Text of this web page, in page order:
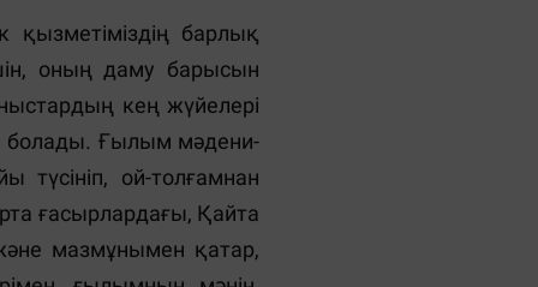
бiлiмдер жүйесi түрiнде өмiр сүруiнде. Fылыми бiлiмнiң ең жетiлген формасы теория болып табылады. Теория деген не? Теория - бұл тәжiрибенiң, практиканың немесе бақылаудың қорытындылануы деп жиi айтылады. Бұл дұрыс па? Мысалы, суық бөлменiң iшiнде пешке от жаққанда, уақыт өте келе пештiң суи бастағанын, ал бөлмедегi ауаның қыза бастағанын аңғарамыз. Пеш пен ауаның температурасы бiрдей болған кезде суыну тоқталады. Бiз мұны көп рет қайталай отырып, мынадай қорытындыға келемiз: а) қыздырылған пеш жалыны жоқ болғандықтан суи бастайды; б) бөлмедегi ауа мен пештiң температурасы бiрдей болған жағдайда суыну тоқталады. Бұл бiлiм де қорытындылаудың нәтижесiнде алынғанымен оны теориялық деп айтуға келмейдi. Кез-келген қорытынды жекелеген заттармен, жағдайлармен және процестермен бiрқатар бақылаулар мен эксперименттердiң мазмұнын құрайтын ортақ жалпылықты ерекшелеп бекiтедi. Бiрақ барлық қорытынды ғылыми теория қалыптастыратындай теориялық бола алмайды. Мысалы, көбiне бiрiншi және екiншi бастаулар деп аталатын классикалық термодинамиканың негiзгi заңдарына тоқталайық: Сырттан энергия алмай жұмыс iстейтiн немесе сырттан алынған энергия мөлшерiнен артық жұмыс iстейтiн мерзiмдiк двигательдi жасау мүмкiн емес; Жалғыз нәтижесi суық денеден ыстық денеге жылу формасында энергия беру болып табылатындай процестiң болуы мүмкiн емес. Бұл екi заң да жылу процестерi мен осы процестердi пайдаланатын құрылғыларын (пештер, бу машиналары және т.б.) сан мыңдап практикалық бақылаулардың нәтижесi болып табылады. Бiрақ бұл қорытындылар пiкiрге де ұқсамайды. Мұның себебi неде? Оның себебi, ғылыми қорытындылар (түйiндер) бақылаулар мен эксперименттердегi ортақ жалпылықтарды ерекшелеп қана қоймай, бiрқатар ерекше логикалық тәсiлдердi қолдануында да болып шықты: Шектеулi көпшiлiк эксперименттерде қадағаланған жалпы сәттер мен қасиеттердiң жылудың жұмысқа айналатын барлық мүмкiн жағдайларына, жылу бөлудiң барлық процестерiне, оның iшiнде бақыланбаған Ғаламның ең шалғай, қадағалау мүмкiн емес пункттерiне де таралуымен сипатталатын универсалдандыру тәсiлi; Жоғарыда сипатталған заңдардағы процестердiң "таза" күйiнде, iске асатын, яғни, өйткенi нақты шындықта олар жүзеге аспайтын шарттарын бiлдiретiн идеалдандыру тәсiлi: берiлген жағдайда термодинамикалық жүйе (двигатель) сыртқы әлемнен мүлдем оқшауланған және энергия ал